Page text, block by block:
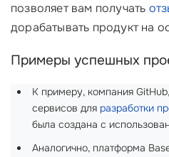
позволяет вам получать
дорабатывать продукт на
Примеры успешных
К примеру, компания
сервисов для разработки
была создана с
Аналогично, платформа